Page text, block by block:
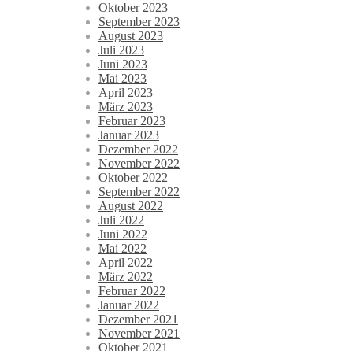
Oktober 2023
September 2023
August 2023
Juli 2023
Juni 2023
Mai 2023
April 2023
März 2023
Februar 2023
Januar 2023
Dezember 2022
November 2022
Oktober 2022
September 2022
August 2022
Juli 2022
Juni 2022
Mai 2022
April 2022
März 2022
Februar 2022
Januar 2022
Dezember 2021
November 2021
Oktober 2021